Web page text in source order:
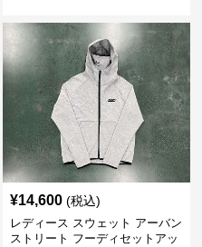
¥14,600 (税込)
レディース スウェット アーバン
ストリート フーディセットアッ